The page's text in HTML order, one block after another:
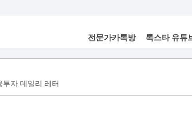
전문가카톡방 톡스타 유튜
투자 데일리 레터